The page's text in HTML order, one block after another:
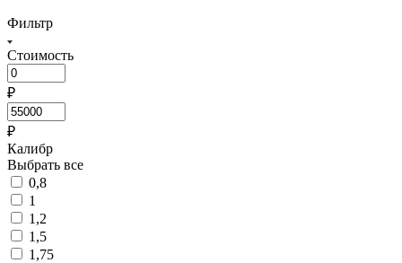
Фильтр
Стоимость
₽
₽
Калибр
Выбрать все
0,8
1
1,2
1,5
1,75